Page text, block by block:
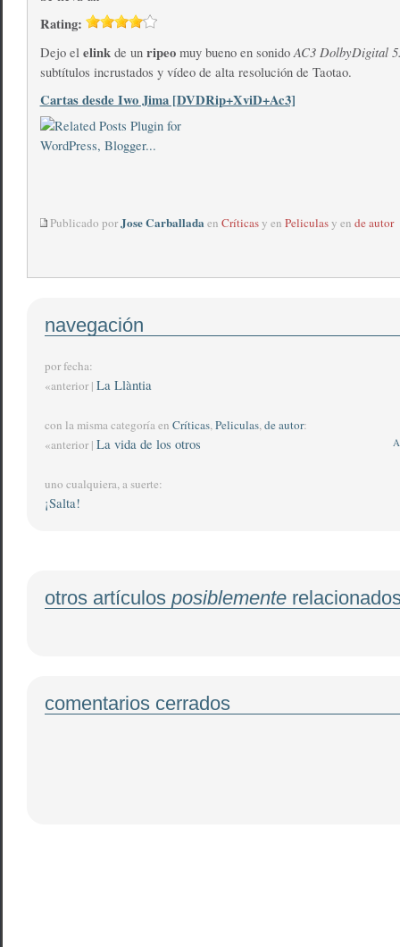
Rating:
Dejo el elinkde un ripeomuy bueno en sonidoAC3 DolbyDigital
subtítulos incrustados y vídeo de alta resolución de Taotao.
Cartas desde Iwo Jima [DVDRip+XviD+Ac3]
Publicado porJose Carballadaen Críticasy en Peliculasy en de autor
navegación
por fecha:
«anterior | La Llàntia
con la misma categoría en Críticas,Peliculas,de autor:
«anterior | La vida de los otros
uno cualquiera, a suerte:
¡Salta!
otros artículos posiblemente
comentarios cerrados